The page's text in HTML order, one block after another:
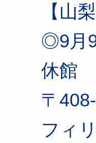
【山
◎9月
休館
〒
フィ